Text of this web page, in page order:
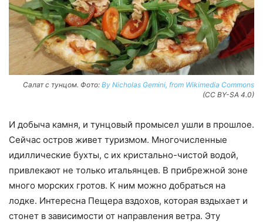
Салат с тунцом. Фото: By Nicholas Gemini, from Wikimedia Commons
(CC BY-SA 4.0)
И добыча камня, и тунцовый промысел ушли в прошлое.
Сейчас остров живет туризмом. Многочисленные
идиллические бухты, с их кристально-чистой водой,
привлекают не только итальянцев. В прибрежной зоне
много морских гротов. К ним можно добраться на
лодке. Интересна Пещера вздохов, которая вздыхает и
стонет в зависимости от направления ветра. Эту